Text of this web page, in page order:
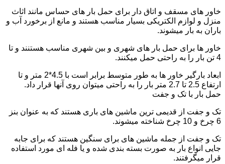
خاور های مسقف و اتاق دار برای حمل بار های حساس مانند اثاث
منزل و لوازم الکتریکی بسیار مناسب هستند و مانع از برخورد آب و
باران به بار میشوند.
خاور ها برای حمل بار های شهری و بین شهری مناسب هستنند و تا
4 تن بار را به راحتی حمل میکنند.
ابعاد بارگیر خاور ها به طور متوسط برابر است با 4.5*2 متر و تا
ارتفاع 2.5 تا 2.7 متر بار را به راحتی میتوان روی آنها قرار داد.
حمل بار با تک و جفت
تک و جفت از قدیمی ترین ماشین های باری هستند که به عنوان بنز
6 چرخ و 10 چرخ شناخته میشوند.
تک و جفت از جمله ماشین های برای سنگین هستند که برای جابه
جایی انواع بار به صورت بسته بندی شده و یا فله ای مورد استفاده
قرار میگرفتند.